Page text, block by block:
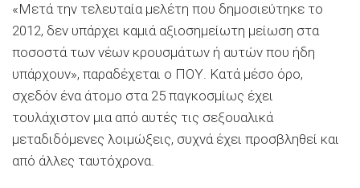
«Μετά την τελευταία μελέτη που δημοσιεύτηκε το
2012, δεν υπάρχει καμιά αξιοσημείωτη μείωση στα
ποσοστά των νέων κρουσμάτων ή αυτών που ήδη
υπάρχουν», παραδέχεται ο ΠΟΥ. Κατά μέσο όρο,
σχεδόν ένα άτομο στα 25 παγκοσμίως έχει
τουλάχιστον μια από αυτές τις σεξουαλικά
μεταδιδόμενες λοιμώξεις, συχνά έχει προσβληθεί και
από άλλες ταυτόχρονα.